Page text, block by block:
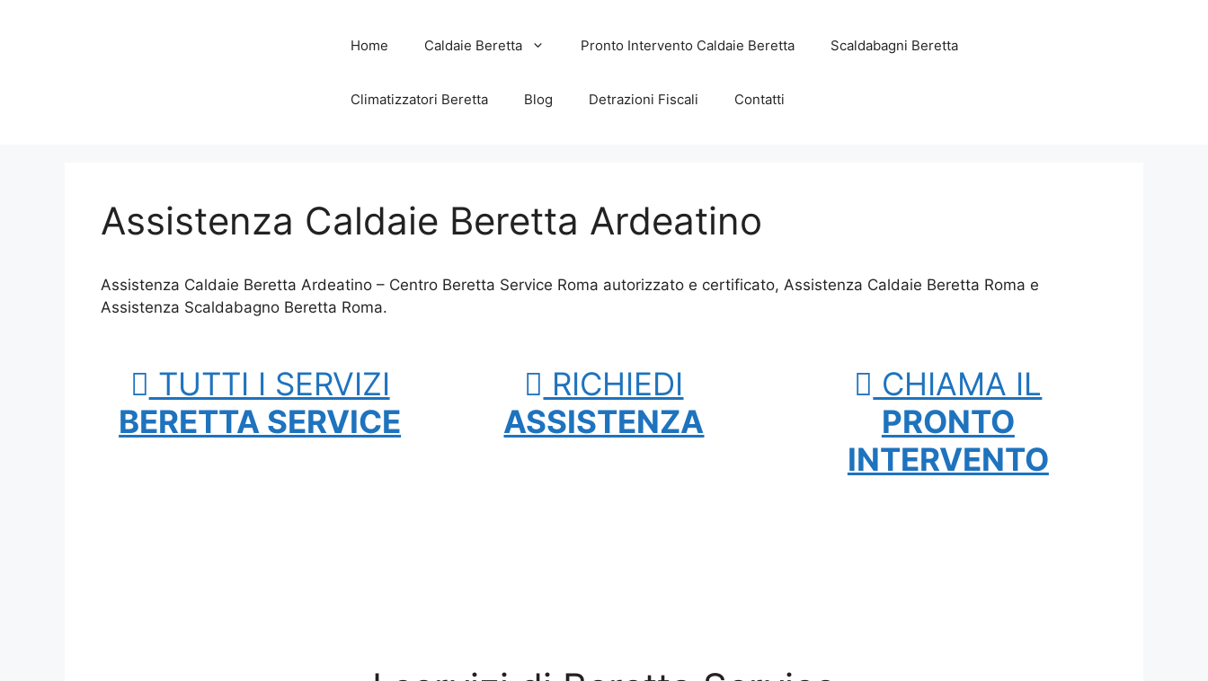
Home Caldaie Beretta Pronto Intervento Caldaie Beretta Scaldabagni Beretta
Climatizzatori Beretta Blog Detrazioni Fiscali Contatti
Assistenza Caldaie Beretta Ardeatino
Assistenza Caldaie Beretta Ardeatino – Centro Beretta Service Roma autorizzato e certificato, Assistenza Caldaie Beretta Roma e
Assistenza Scaldabagno Beretta Roma.
TUTTI I SERVIZI
BERETTA SERVICE
RICHIEDI
ASSISTENZA
CHIAMA IL
PRONTO
INTERVENTO